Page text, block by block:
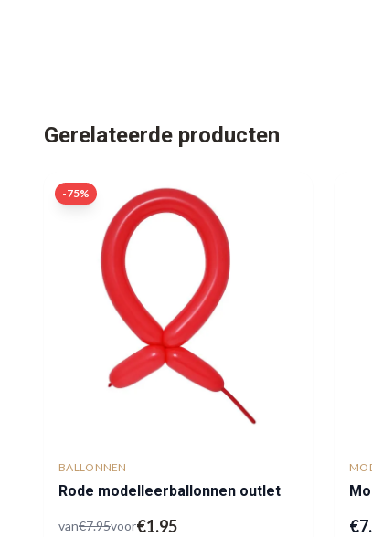
Gerelateerde producten
-75%
BALLONNEN
Rode modelleerballonnen outlet
van€7.95voor€1.95 €